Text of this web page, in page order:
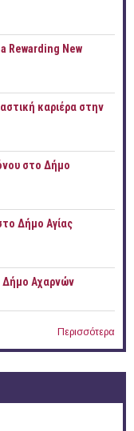
Rewarding New
καριέρα στην
στο Δήμο
Δήμο Αγίας
Δήμο Αχαρνών
Περισσότερα